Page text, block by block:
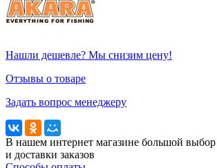
Нашли дешевле? Мы снизим цену!
Отзывы о товаре
Задать вопрос менеджеру
В нашем интернет магазине большой
и доставки заказов